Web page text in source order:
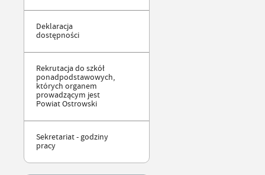
Deklaracja
dostępności
Rekrutacja do szkół
ponadpodstawowych,
których organem
prowadzącym jest
Powiat Ostrowski
Sekretariat - godziny
pracy